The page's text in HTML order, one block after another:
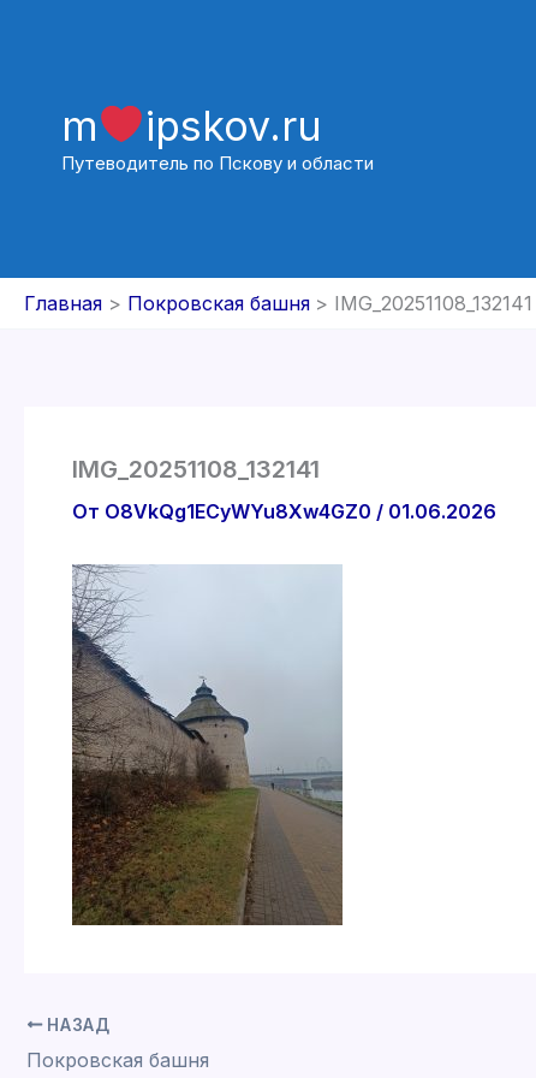
m ipskov.ru
Путеводитель по Пскову и области
Главная Покровская башня IMG_20251108_132141
IMG_20251108_132141
От O8VkQg1ECyWYu8Xw4GZ0 / 01.06.2026
НАЗАД
Покровская башня